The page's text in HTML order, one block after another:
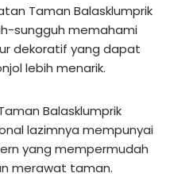
Taman Balasklumprik
sungguh memahami
dekoratif yang dapat
lebih menarik.
Balasklumprik
lazimnya mempunyai
yang mempermudah
merawat taman.